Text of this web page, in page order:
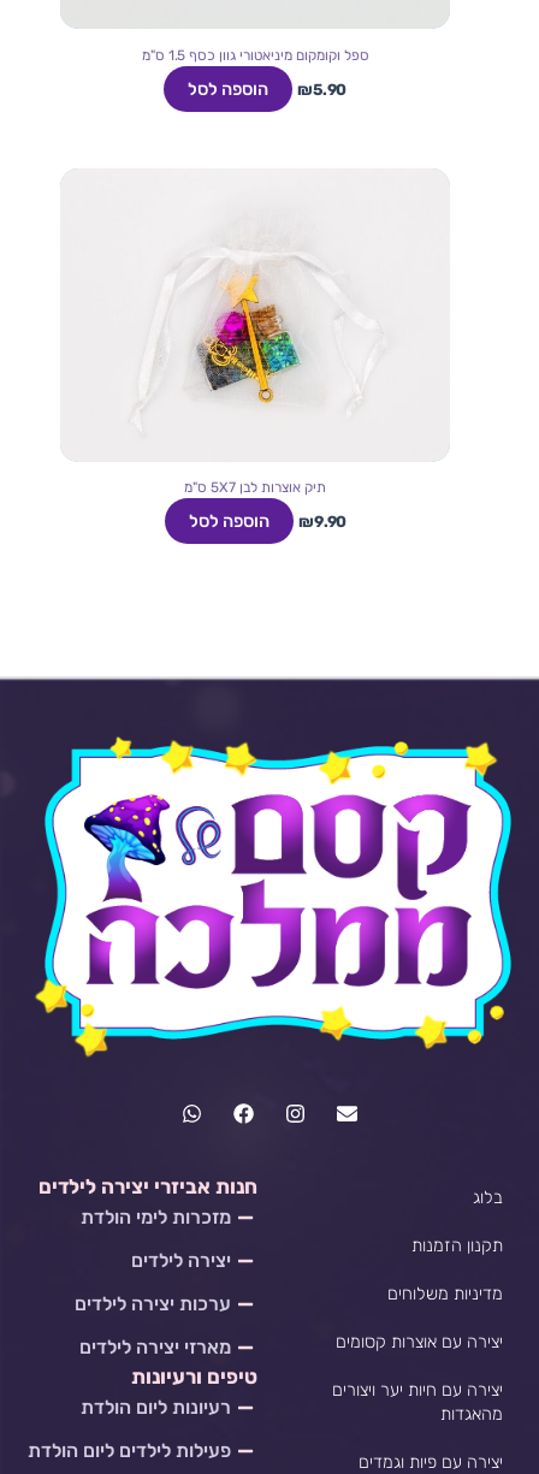
ספל וקומקום מיניאטורי גוון כסף 1.5 ס"מ
₪5.90 הוספה לסל
תיק אוצרות לבן 5X7 ס"מ
₪9.90 הוספה לסל
E
n
I
n
F
a
b
o
W
h
s
p
בלוג
תקנון הזמנות
מדיניות משלוחים
יצירה עם אוצרות קסומים
יצירה עם חיות יער ויצורים
מהאגדות
יצירה עם פיות וגמדים
חנות אביזרי יצירה לילדים
מזכרות לימי הולדת
יצירה לילדים
ערכות יצירה לילדים
מארזי יצירה לילדים
טיפים ורעיונות
רעיונות ליום הולדת
פעילות לילדים ליום הולדת